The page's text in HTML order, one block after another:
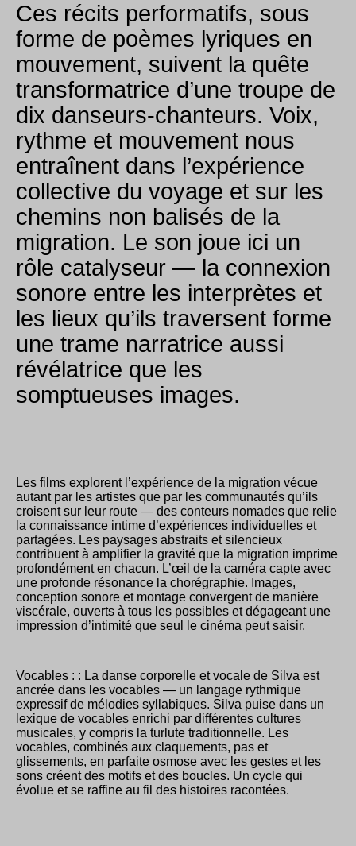
Ces récits performatifs, sous
forme de poèmes lyriques en
mouvement, suivent la quête
transformatrice d’une troupe de
dix danseurs-chanteurs. Voix,
rythme et mouvement nous
entraînent dans l’expérience
collective du voyage et sur les
chemins non balisés de la
migration. Le son joue ici un
rôle catalyseur — la connexion
sonore entre les interprètes et
les lieux qu’ils traversent forme
une trame narratrice aussi
révélatrice que les
somptueuses images.
Les films explorent l’expérience de la migration vécue
autant par les artistes que par les communautés qu’ils
croisent sur leur route — des conteurs nomades que relie
la connaissance intime d’expériences individuelles et
partagées. Les paysages abstraits et silencieux
contribuent à amplifier la gravité que la migration imprime
profondément en chacun. L’œil de la caméra capte avec
une profonde résonance la chorégraphie. Images,
conception sonore et montage convergent de manière
viscérale, ouverts à tous les possibles et dégageant une
impression d’intimité que seul le cinéma peut saisir.
Vocables : : La danse corporelle et vocale de Silva est
ancrée dans les vocables — un langage rythmique
expressif de mélodies syllabiques. Silva puise dans un
lexique de vocables enrichi par différentes cultures
musicales, y compris la turlute traditionnelle. Les
vocables, combinés aux claquements, pas et
glissements, en parfaite osmose avec les gestes et les
sons créent des motifs et des boucles. Un cycle qui
évolue et se raffine au fil des histoires racontées.